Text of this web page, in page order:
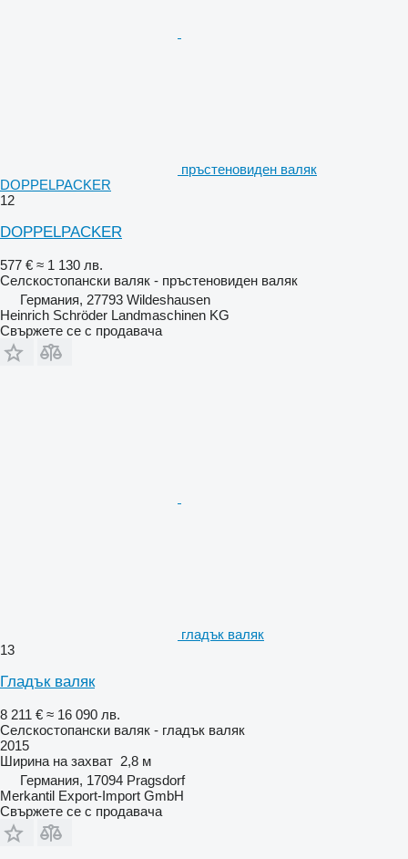
пръстеновиден валяк
DOPPELPACKER
12
DOPPELPACKER
577 € ≈ 1 130 лв.
Селскостопански валяк - пръстеновиден валяк
Германия, 27793 Wildeshausen
Heinrich Schröder Landmaschinen KG
Свържете се с продавача
гладък валяк
13
Гладък валяк
8 211 € ≈ 16 090 лв.
Селскостопански валяк - гладък валяк
2015
Ширина на захват 2,8 м
Германия, 17094 Pragsdorf
Merkantil Export-Import GmbH
Свържете се с продавача